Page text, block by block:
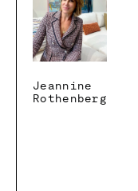
Jeannine
Rothenberg